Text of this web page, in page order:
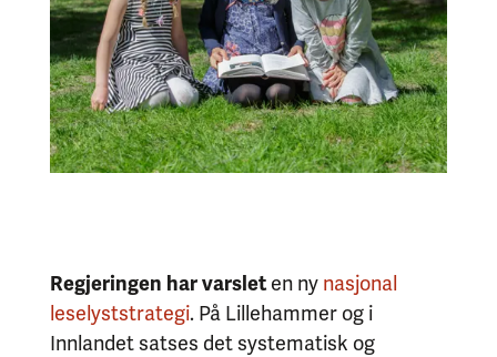
Regjeringen har varslet en ny nasjonal
leselyststrategi. På Lillehammer og i
Innlandet satses det systematisk og